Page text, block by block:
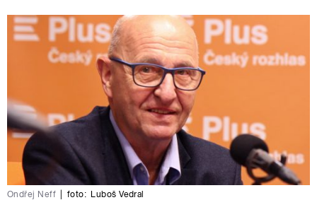
Ondřej Neff foto: Luboš Vedral